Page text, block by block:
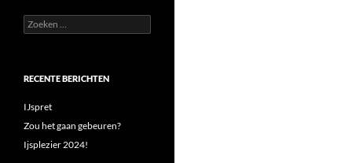
Zoeken
naar:
RECENTE BERICHTEN
IJspret
Zou het gaan gebeuren?
Ijsplezier 2024!